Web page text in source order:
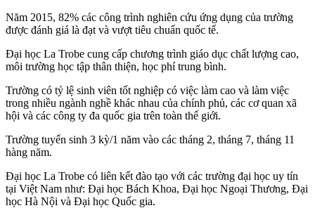
Năm 2015, 82% các công trình nghiên cứu ứng dụng của trường
được đánh giá là đạt và vượt tiêu chuẩn quốc tế.
Đại học La Trobe cung cấp chương trình giáo dục chất lượng cao,
môi trường học tập thân thiện, học phí trung bình.
Trường có tỷ lệ sinh viên tốt nghiệp có việc làm cao và làm việc
trong nhiều ngành nghề khác nhau của chính phủ, các cơ quan xã
hội và các công ty đa quốc gia trên toàn thế giới.
Trường tuyển sinh 3 kỳ/1 năm vào các tháng 2, tháng 7, tháng 11
hàng năm.
Đại học La Trobe có liên kết đào tạo với các trường đại học uy tín
tại Việt Nam như: Đại học Bách Khoa, Đại học Ngoại Thương, Đại
học Hà Nội và Đại học Quốc gia.